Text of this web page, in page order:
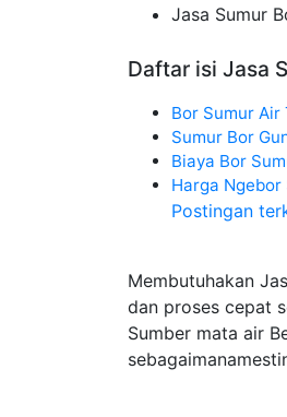
Jasa Sumur
Daftar isi Jasa
Bor Sumur Air
Sumur Bor
Biaya Bor
Harga
Postingan
Membutuhakan
dan proses cepat
Sumber mata air